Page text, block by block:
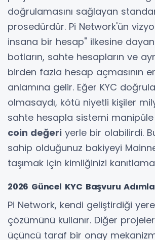
doğrulamasını sağlayan
prosedürdür. Pi Network'ün
insana bir hesap" ilkesine
botların, sahte hesapların ve
birden fazla hesap açmasının
anlamına gelir. Eğer KYC
olmasaydı, kötü niyetli kişiler
sahte hesapla sistemi
coin değeri yerle bir olabilirdi.
sahip olduğunuz bakiyeyi
taşımak için kimliğinizi
2026 Güncel KYC Başvuru
Pi Network, kendi geliştirdiği
çözümünü kullanır. Diğer
üçüncü taraf bir onay